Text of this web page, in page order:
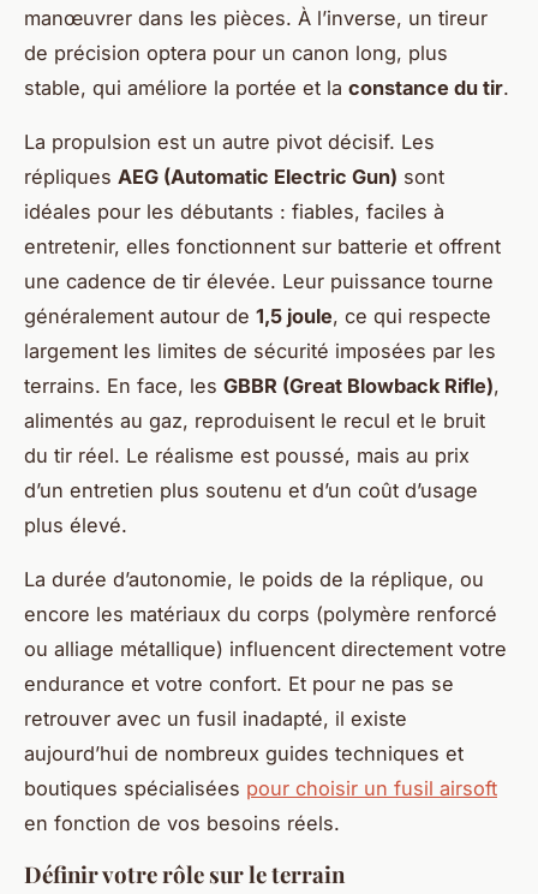
manœuvrer dans les pièces. À l’inverse, un tireur
de précision optera pour un canon long, plus
stable, qui améliore la portée et la constance du tir.
La propulsion est un autre pivot décisif. Les
répliques AEG (Automatic Electric Gun) sont
idéales pour les débutants : fiables, faciles à
entretenir, elles fonctionnent sur batterie et offrent
une cadence de tir élevée. Leur puissance tourne
généralement autour de 1,5 joule, ce qui respecte
largement les limites de sécurité imposées par les
terrains. En face, les GBBR (Great Blowback Rifle),
alimentés au gaz, reproduisent le recul et le bruit
du tir réel. Le réalisme est poussé, mais au prix
d’un entretien plus soutenu et d’un coût d’usage
plus élevé.
La durée d’autonomie, le poids de la réplique, ou
encore les matériaux du corps (polymère renforcé
ou alliage métallique) influencent directement votre
endurance et votre confort. Et pour ne pas se
retrouver avec un fusil inadapté, il existe
aujourd’hui de nombreux guides techniques et
boutiques spécialisées pour choisir un fusil airsoft
en fonction de vos besoins réels.
Définir votre rôle sur le terrain